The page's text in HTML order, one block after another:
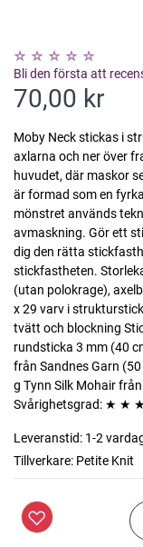
Bli den första att
70,00 kr
Moby Neck stickas i
axlarna och ner över
huvudet, där maskor
är formad som en
mönstret används
avmaskning. Gör ett
dig den rätta
stickfastheten.
(utan polokrage),
x 29 varv i
tvätt och blockning
rundsticka 3 mm (40
från Sandnes Garn
g Tynn Silk Mohair
Svårighetsgrad: ★ ★
Leveranstid: 1-2
Tillverkare: Petite Knit